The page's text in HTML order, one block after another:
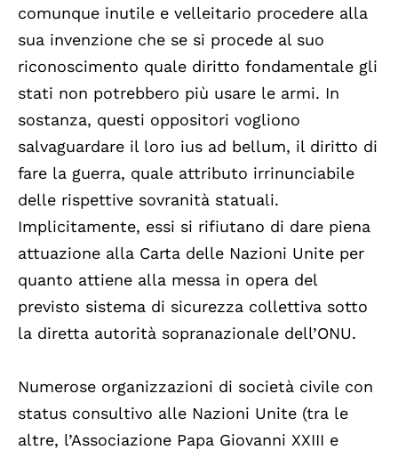
comunque inutile e velleitario procedere alla
sua invenzione che se si procede al suo
riconoscimento quale diritto fondamentale gli
stati non potrebbero più usare le armi. In
sostanza, questi oppositori vogliono
salvaguardare il loro ius ad bellum, il diritto di
fare la guerra, quale attributo irrinunciabile
delle rispettive sovranità statuali.
Implicitamente, essi si rifiutano di dare piena
attuazione alla Carta delle Nazioni Unite per
quanto attiene alla messa in opera del
previsto sistema di sicurezza collettiva sotto
la diretta autorità sopranazionale dell’ONU.
Numerose organizzazioni di società civile con
status consultivo alle Nazioni Unite (tra le
altre, l’Associazione Papa Giovanni XXIII e